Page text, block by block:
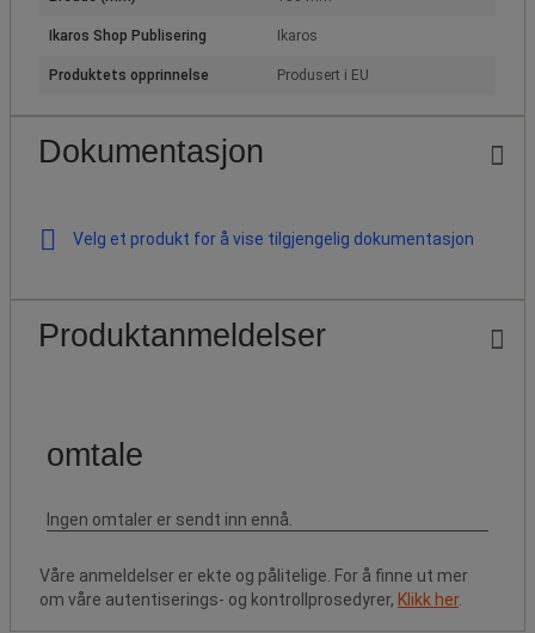
Ikaros Shop Publisering Ikaros
Produktets opprinnelse Produsert i EU
Dokumentasjon
Velg et produkt for å vise tilgjengelig dokumentasjon
Produktanmeldelser
Våre anmeldelser er ekte og pålitelige. For å finne ut mer
om våre autentiserings- og kontrollprosedyrer, Klikk her.